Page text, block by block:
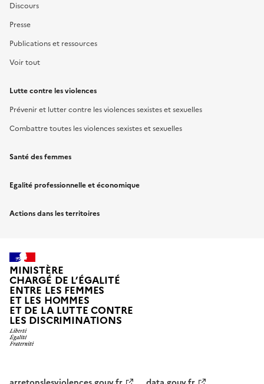
Discours
Presse
Publications et ressources
Voir tout
Lutte contre les violences
Prévenir et lutter contre les violences sexistes et sexuelles
Combattre toutes les violences sexistes et sexuelles
Santé des femmes
Egalité professionnelle et économique
Actions dans les territoires
MINISTÈRE
CHARGÉ DE L’ÉGALITÉ
ENTRE LES FEMMES
ET LES HOMMES
ET DE LA LUTTE CONTRE
LES DISCRIMINATIONS